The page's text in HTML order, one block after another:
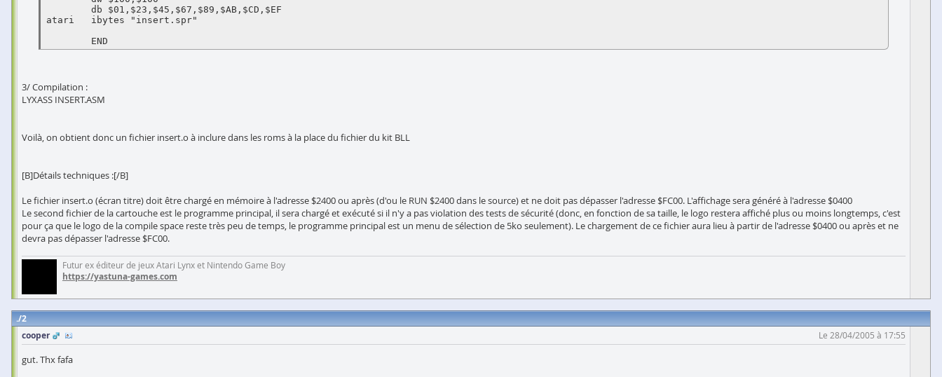
atari	ibytes "insert.spr"
3/ Compilation :
LYXASS INSERT.ASM
Voilà, on obtient donc un fichier insert.o à inclure dans les roms à la place du fichier du kit BLL
[B]Détails techniques :[/B]
Le fichier insert.o (écran titre) doit être chargé en mémoire à l'adresse $2400 ou après (d'ou le RUN $2400 dans le source) et ne doit pas dépasser l'adresse $FC00. L'affichage sera généré à l'adresse $0400
Le second fichier de la cartouche est le programme principal, il sera chargé et exécuté si il n'y a pas violation des tests de sécurité (donc, en fonction de sa taille, le logo restera affiché plus ou moins longtemps, c'est
pour ça que le logo de la compile space reste très peu de temps, le programme principal est un menu de sélection de 5ko seulement). Le chargement de ce fichier aura lieu à partir de l'adresse $0400 ou après et ne
devra pas dépasser l'adresse $FC00.
Futur ex éditeur de jeux Atari Lynx et Nintendo Game Boy
https://yastuna-games.com
2
cooper
Le 28/04/2005 à 17:55
gut. Thx fafa